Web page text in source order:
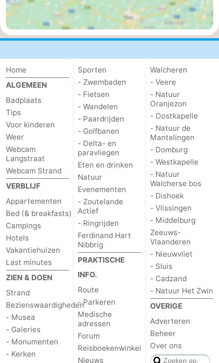
Sluis
-
Cadzand
-
Het
Zwin
Contact
Home
ALGEMEEN
Badplaats
Tips
Voor kinderen
Weer
Webcam
Langstraat
Webcam Strand
VERBLIJF
Appartementen
Bed (& breakfasts)
Campings
Hotels
Vakantiehuizen
Last minutes
ZIEN & DOEN
Strand
Bezienswaardigheden
- Musea
- Galeries
- Monumenten
- Kerken
Sporten
- Zwembaden
- Fietsen
- Wandelen
- Paardrijden
- Golfbanen
- Delta- en
paravliegen
Eten en drinken
Natuur
Evenementen
- Zoutelande
Actief
- Ringrijden
Ferdinand Hart
Nibbrig
PRAKTISCHE
INFO.
Route
- Parkeren
Medische
adressen
Forum
Reisboekenwinkel
Nieuws
Walcheren
- Veere
- Natuur
Oranjezon
- Oostkapelle
- Natuur de
Mantelingen
- Domburg
- Westkapelle
- Natuur
Walcherse bos
- Dishoek
- Vlissingen
- Middelburg
Zeeuws-
Vlaanderen
- Nieuwvliet
- Sluis
- Cadzand
- Natuur Het Zwin
OVERIGE
Adverteren
Beheer
Over ons